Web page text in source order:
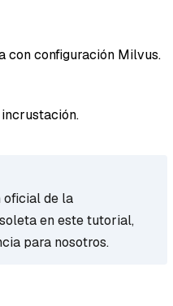
con configuración Milvus.
oficial de la
en este tutorial,
para nosotros.